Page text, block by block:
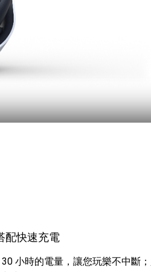
配快速充電
小時的電量，讓您玩樂不中斷